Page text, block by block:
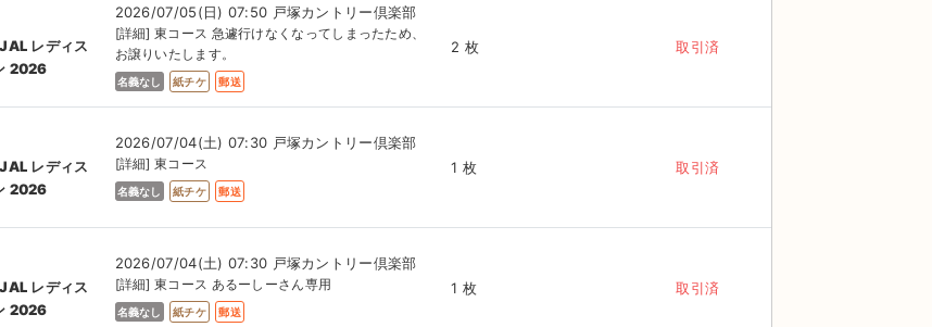
レディス
2026
2026/07/05(日) 07:50 戸塚カントリー倶楽部
[詳細] 東コース 急遽行けなくなってしまったため、
お譲りいたします。
名義なし 紙チケ 郵送
2 枚 取引済
レディス
2026
2026/07/04(土) 07:30 戸塚カントリー倶楽部
[詳細] 東コース
名義なし 紙チケ 郵送
1 枚 取引済
レディス
2026
2026/07/04(土) 07:30 戸塚カントリー倶楽部
[詳細] 東コース あるーしーさん専用
名義なし 紙チケ 郵送
1 枚 取引済